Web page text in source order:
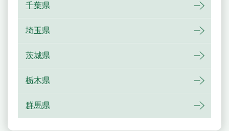
千葉県
埼玉県
茨城県
栃木県
群馬県